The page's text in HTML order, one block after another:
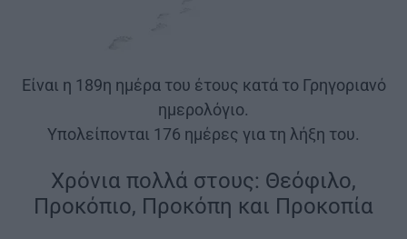
Είναι η 189η ημέρα του έτους κατά το Γρηγοριανό
ημερολόγιο.
Υπολείπονται 176 ημέρες για τη λήξη του.
Χρόνια πολλά στους: Θεόφιλο,
Προκόπιο, Προκόπη και Προκοπία